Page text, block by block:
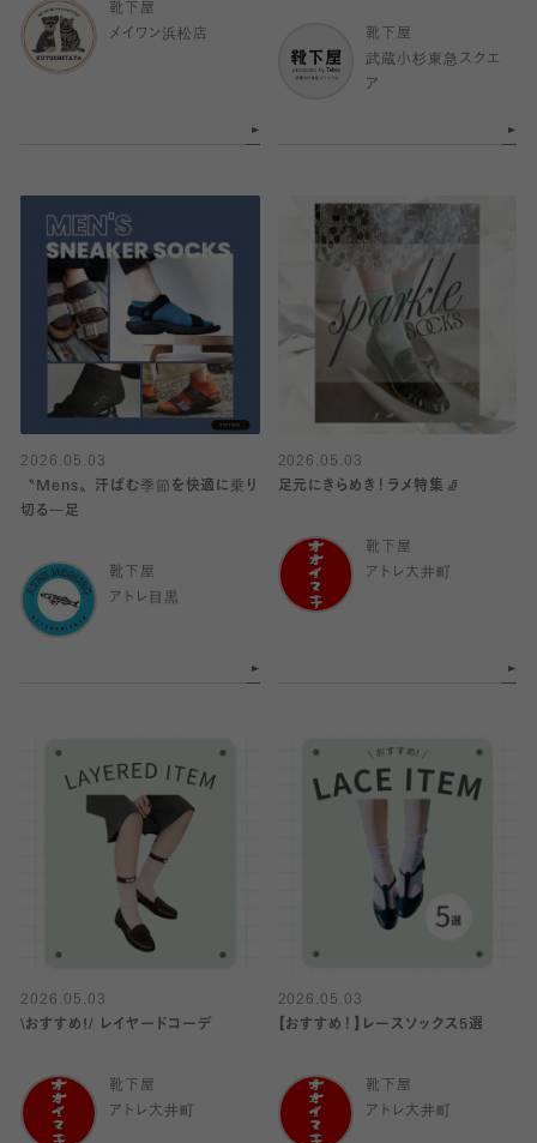
靴下屋
メイワン浜松店
靴下屋
武蔵小杉東急スクエ
ア
2026.05.03
〝Mens〟汗ばむ季節を快適に乗り
切る一足
靴下屋
アトレ目黒
2026.05.03
足元にきらめき！ラメ特集🧦
靴下屋
アトレ大井町
2026.05.03
\おすすめ!/ レイヤードコーデ
靴下屋
アトレ大井町
2026.05.03
【おすすめ！】レースソックス5選
靴下屋
アトレ大井町